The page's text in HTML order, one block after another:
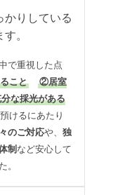
かりしている
。
で重視した点
こと
②居室
な採光がある
けるにあたり
のご対応や、独
制 など安心して
。